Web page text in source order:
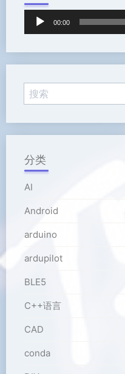
放
00:00
分类
AI
Android
arduino
ardupilot
BLE5
C++语言
CAD
conda